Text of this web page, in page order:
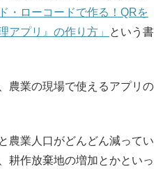
・ローコードで作る！QRを
アプリ』の作り方」
という書
農業の現場で使えるアプリの
農業人口がどんどん減ってい
耕作放棄地の増加とかといっ